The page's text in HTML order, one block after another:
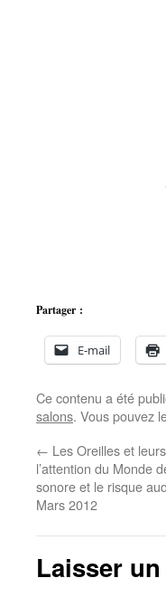
Partager :
E-mail
Ce contenu a été
salons. Vous pouvez
← Les Oreilles et
l’attention du Monde
sonore et le risque
Mars 2012
Laisser